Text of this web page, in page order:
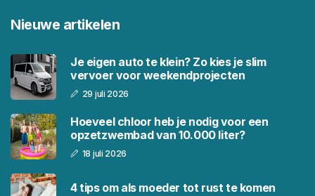
Nieuwe artikelen
Je eigen auto te klein? Zo kies je slim
vervoer voor weekendprojecten
29 juli 2026
Hoeveel chloor heb je nodig voor een
opzetzwembad van 10.000 liter?
18 juli 2026
4 tips om als moeder tot rust te komen